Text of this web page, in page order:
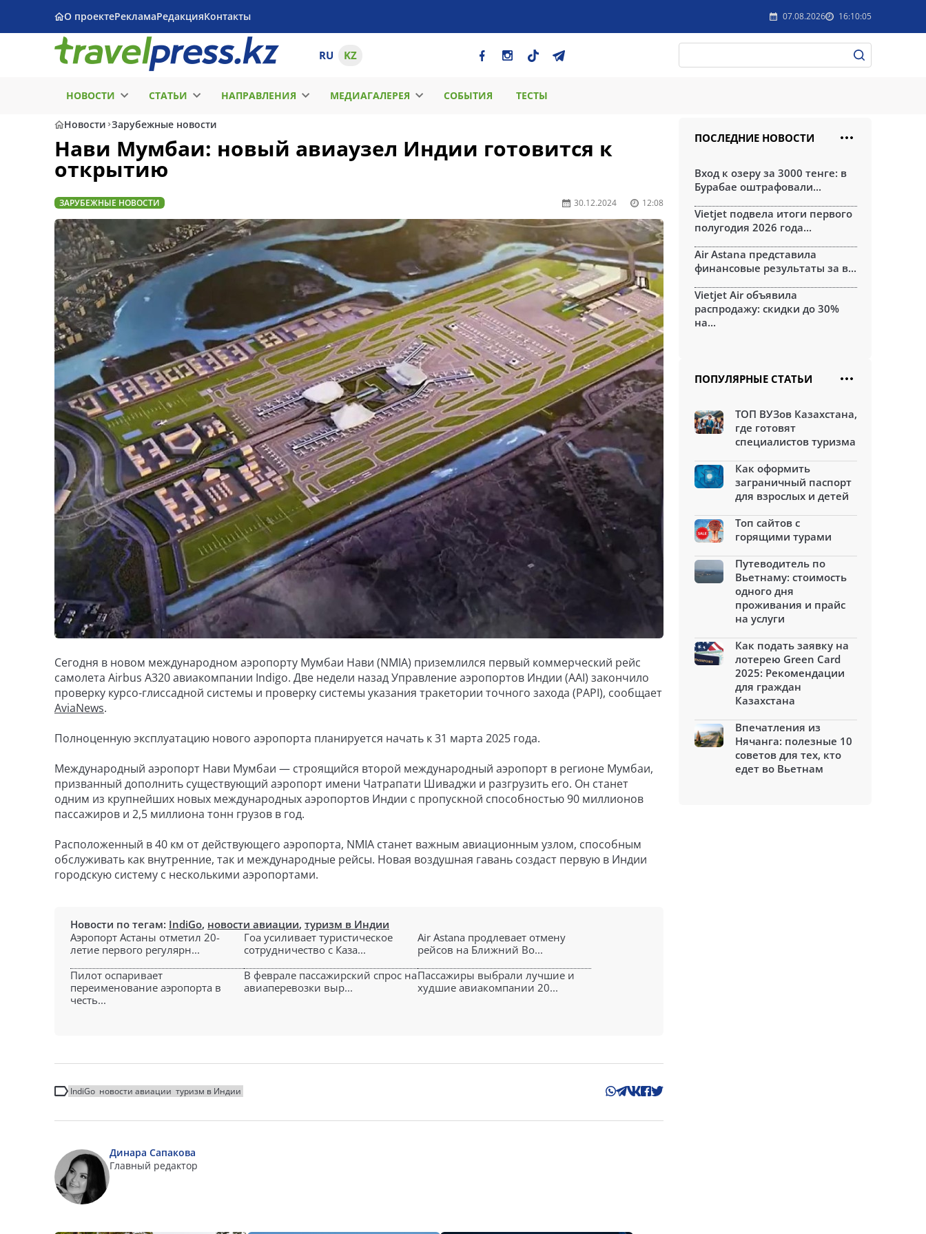
О проектеРекламаРедакцияКонтакты 07.08.2026 16:10:05
RU KZ
НОВОСТИ СТАТЬИ НАПРАВЛЕНИЯ МЕДИАГАЛЕРЕЯ СОБЫТИЯ ТЕСТЫ
Новости Зарубежные новости
Нави Мумбаи: новый авиаузел Индии готовится к
открытию
ЗАРУБЕЖНЫЕ НОВОСТИ 30.12.2024 12:08
Сегодня в новом международном аэропорту Мумбаи Нави (NMIA) приземлился первый коммерческий рейс
самолета Airbus A320 авиакомпании Indigo. Две недели назад Управление аэропортов Индии (AAI) закончило
проверку курсо-глиссадной системы и проверку системы указания тракетории точного захода (PAPI), сообщает
AviaNews.
Полноценную эксплуатацию нового аэропорта планируется начать к 31 марта 2025 года.
Международный аэропорт Нави Мумбаи — строящийся второй международный аэропорт в регионе Мумбаи,
призванный дополнить существующий аэропорт имени Чатрапати Шиваджи и разгрузить его. Он станет
одним из крупнейших новых международных аэропортов Индии с пропускной способностью 90 миллионов
пассажиров и 2,5 миллиона тонн грузов в год.
Расположенный в 40 км от действующего аэропорта, NMIA станет важным авиационным узлом, способным
обслуживать как внутренние, так и международные рейсы. Новая воздушная гавань создаст первую в Индии
городскую систему с несколькими аэропортами.
Новости по тегам: IndiGo, новости авиации, туризм в Индии
Аэропорт Астаны отметил 20-
летие первого регулярн...
Гоа усиливает туристическое
сотрудничество с Каза...
Air Astana продлевает отмену
рейсов на Ближний Во...
Пилот оспаривает
переименование аэропорта в
честь...
В феврале пассажирский спрос на
авиаперевозки выр...
Пассажиры выбрали лучшие и
худшие авиакомпании 20...
IndiGo новости авиации туризм в Индии
Динара Сапакова
Главный редактор
ПОСЛЕДНИЕ НОВОСТИ
Вход к озеру за 3000 тенге: в
Бурабае оштрафовали...
Vietjet подвела итоги первого
полугодия 2026 года...
Air Astana представила
финансовые результаты за в...
Vietjet Air объявила
распродажу: скидки до 30%
на...
ПОПУЛЯРНЫЕ СТАТЬИ
ТОП ВУЗов Казахстана,
где готовят
специалистов туризма
Как оформить
заграничный паспорт
для взрослых и детей
Топ сайтов с
горящими турами
Путеводитель по
Вьетнаму: стоимость
одного дня
проживания и прайс
на услуги
Как подать заявку на
лотерею Green Card
2025: Рекомендации
для граждан
Казахстана
Впечатления из
Нячанга: полезные 10
советов для тех, кто
едет во Вьетнам